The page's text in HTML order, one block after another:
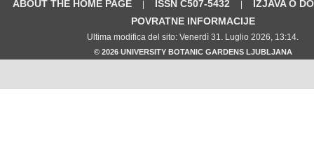
ABOUT THE HOME PAGE
| ISSN C507-5432 |
IZJAVA O
POVRATNE INFORMACIJE
Ultima modifica del sito: Venerdì 31. Luglio 2026, 13:14.
© 2026 UNIVERSITY BOTANIC GARDENS LJUBLJANA